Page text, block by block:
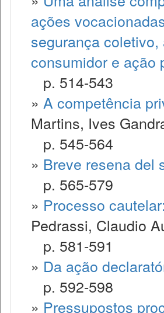
ações
segurança
consumidor e ação
p. 514-543
» A competência
Martins, Ives
p. 545-564
» Breve resena del
p. 565-579
» Processo
Pedrassi, Claudio
p. 581-591
» Da ação
p. 592-598
» Pressupostos